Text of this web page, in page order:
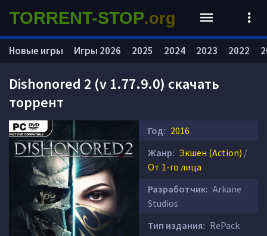
Dishonored 2 (v 1.77.9.0) скачать
торрент
Год: 2016
Жанр: Экшен (Action) /
От 1-го лица
Разработчик: Arkane
Studios
Тип издания: RePack
Новые игры Игры 2026 2025 2024 2023 2022
TORRENT-STOP.org